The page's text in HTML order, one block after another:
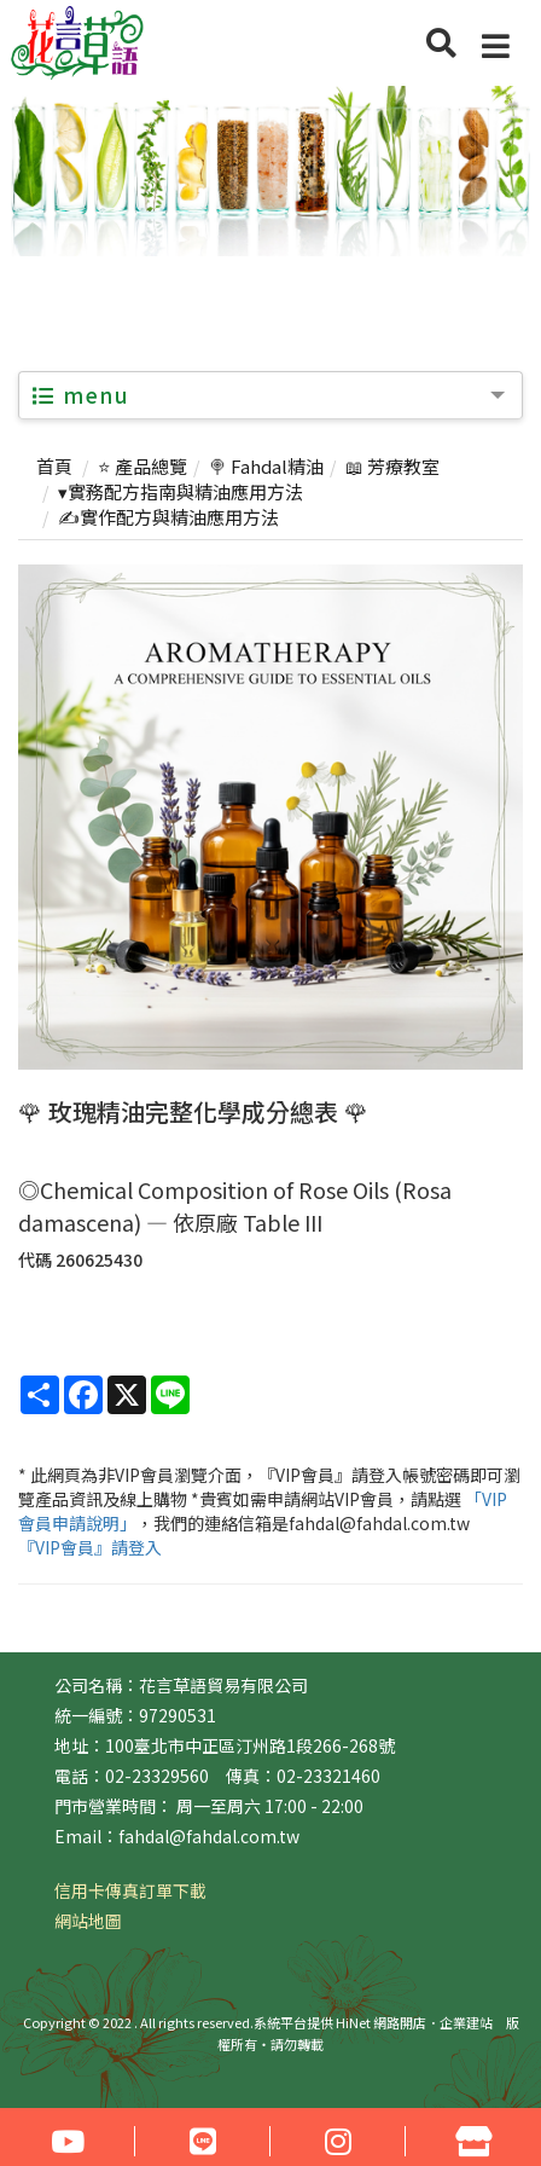
menu
首頁 ⭐ 產品總覽 🍭 Fahdal精油
📖 芳療教室
▾實務配方指南與精油應用方法
✍️實作配方與精油應用方法
🌹 玫瑰精油完整化學成分總表 🌹
◎Chemical Composition of Rose Oils (Rosa
damascena) — 依原廠 Table III
代碼 260625430
Share Facebook
X
* 此網頁為非VIP會員瀏覽介面，『VIP會員』請登入帳號密碼即可瀏
覽產品資訊及線上購物 *貴賓如需申請網站VIP會員，請點選 「VIP
會員申請說明」
，我們的連絡信箱是fahdal@fahdal.com.tw
『VIP會員』請登入
公司名稱：花言草語貿易有限公司
統一編號：97290531
地址：100臺北市中正區汀州路1段266-268號
電話：02-23329560 傳真：02-23321460
門市營業時間： 周一至周六 17:00 - 22:00
Email：fahdal@fahdal.com.tw
信用卡傳真訂單下載
網站地圖
Copyright © 2022 . All rights reserved.系統平台提供 HiNet 網路開店．企業建站版
權所有‧請勿轉載